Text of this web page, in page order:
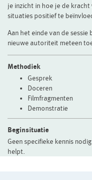
je inzicht in hoe je de
situaties positief te
Aan het einde van de
nieuwe autoriteit meteen
Methodiek
Gesprek
Doceren
Filmfragmenten
Demonstratie
Beginsituatie
Geen specifieke kennis
helpt.